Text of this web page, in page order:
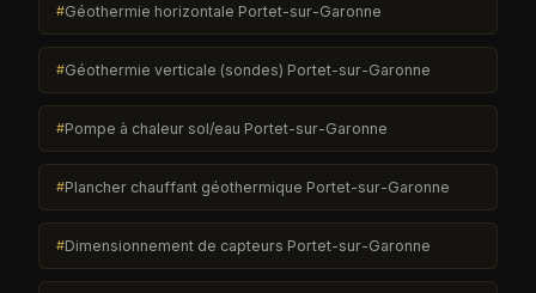
Géothermie horizontale Portet-sur-Garonne
Géothermie verticale (sondes) Portet-sur-Garonne
Pompe à chaleur sol/eau Portet-sur-Garonne
Plancher chauffant géothermique Portet-sur-Garonne
Dimensionnement de capteurs Portet-sur-Garonne